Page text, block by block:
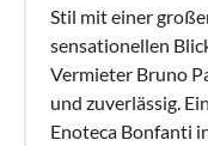
Stil mit einer
sensationellen
Vermieter Bruno
und zuverlässig.
Enoteca Bonfanti